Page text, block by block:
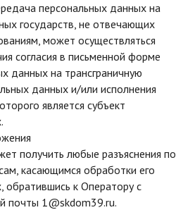
персональных данных на
государств, не отвечающих
может осуществляться
согласия в письменной форме
данных на трансграничную
данных и/или исполнения
является субъект
получить любые разъяснения по
касающимся обработки его
обратившись к Оператору с
почты 1@skdom39.ru.